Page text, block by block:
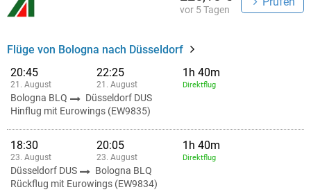
vor 5 Tagen
Flüge von Bologna nach Düsseldorf
20:45
21. August
22:25
21. August
1h 40m
Direktflug
Bologna BLQ
Düsseldorf DUS
Hinflug mit Eurowings (EW9835)
18:30
23. August
20:05
23. August
1h 40m
Direktflug
Düsseldorf DUS
Bologna BLQ
Rückflug mit Eurowings (EW9834)